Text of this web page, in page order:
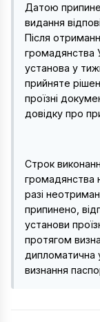
Датою
видання
Після
громадянства
установа у
прийняте
проїзні
довідку про
Строк
громадянства
разі
припинено,
установи
протягом
дипломатична
визнання